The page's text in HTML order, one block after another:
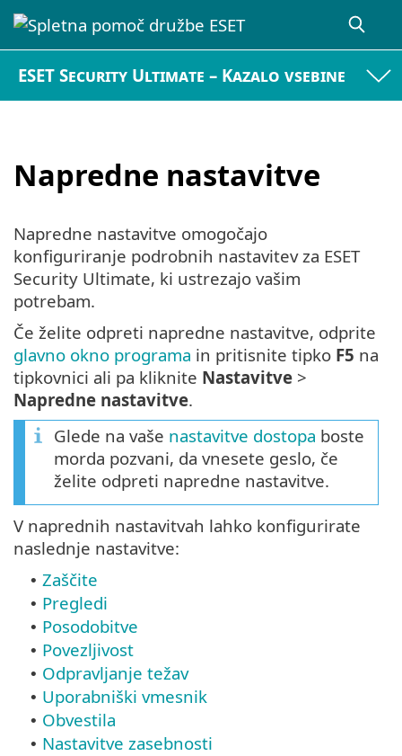
ESET Security Ultimate – Kazalo vsebine
Napredne nastavitve
Napredne nastavitve omogočajo
konfiguriranje podrobnih nastavitev za ESET
Security Ultimate, ki ustrezajo vašim
potrebam.
Če želite odpreti napredne nastavitve, odprite
glavno okno programa in pritisnite tipko F5 na
tipkovnici ali pa kliknite Nastavitve >
Napredne nastavitve.
Glede na vaše nastavitve dostopa boste
morda pozvani, da vnesete geslo, če
želite odpreti napredne nastavitve.
V naprednih nastavitvah lahko konfigurirate
naslednje nastavitve:
• Zaščite
• Pregledi
• Posodobitve
• Povezljivost
• Odpravljanje težav
• Uporabniški vmesnik
• Obvestila
• Nastavitve zasebnosti